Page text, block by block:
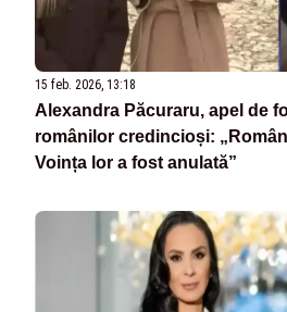
15 feb. 2026, 13:18
Alexandra Păcuraru, apel de
românilor credincioși:
Voința lor a fost anulată”